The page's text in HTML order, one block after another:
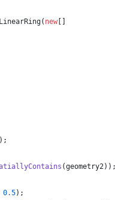
LinearRing( new
) ;
(geometry2) )
0.5) ;